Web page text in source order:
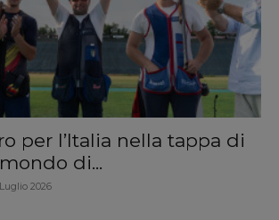
per l’Italia nella tappa di
di...
2026